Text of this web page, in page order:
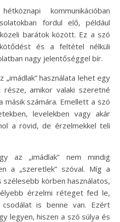
kommunikációban
fordul elő, például
barátok között. Ez a szó
és a feltétel nélküli
nagy jelentőséggel bír.
„imádlak” használata lehet egy
része, amikor valaki szeretné
másik számára. Emellett a szó
levelekben vagy akár
a rövid, de érzelmekkel teli
az „imádlak” nem mindig
a „szeretlek” szóval. Míg a
szélesebb körben használatos,
érzelmi réteget fed le,
is benne van. Ezért
legyen, hiszen a szó súlya és